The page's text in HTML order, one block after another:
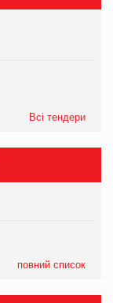
Всі тендери
повний список